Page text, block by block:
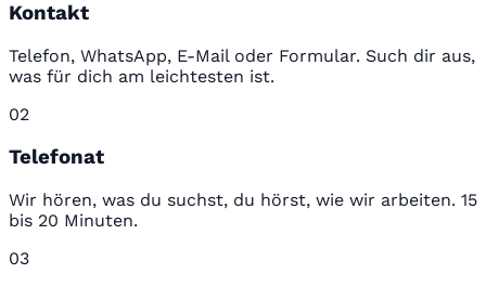
Kontakt
Telefon, WhatsApp, E-Mail oder Formular. Such dir aus,
was für dich am leichtesten ist.
02
Telefonat
Wir hören, was du suchst, du hörst, wie wir arbeiten. 15
bis 20 Minuten.
03